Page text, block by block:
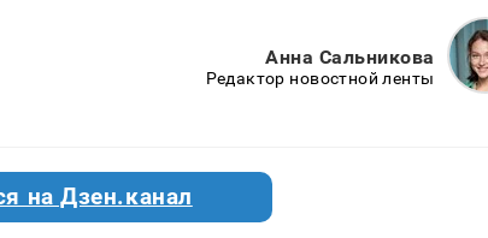
Анна Сальникова
Редактор новостной ленты
на Дзен.канал